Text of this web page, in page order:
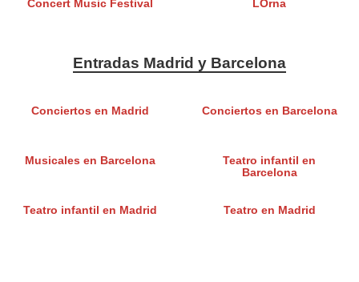
Concert Music Festival LOrna
Entradas Madrid y Barcelona
Conciertos en Madrid Conciertos en Barcelona
Musicales en Barcelona
Teatro infantil en
Barcelona
Teatro infantil en Madrid Teatro en Madrid